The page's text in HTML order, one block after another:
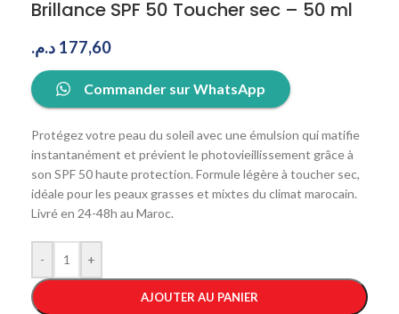
Brillance SPF 50 Toucher sec – 50 ml
177,60 د.م.
Commander sur WhatsApp
Protégez votre peau du soleil avec une émulsion qui matifie
instantanément et prévient le photovieillissement grâce à
son SPF 50 haute protection. Formule légère à toucher sec,
idéale pour les peaux grasses et mixtes du climat marocain.
Livré en 24-48h au Maroc.
- +
AJOUTER AU PANIER